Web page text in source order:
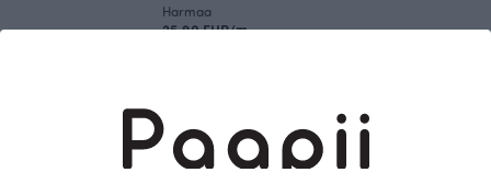
Harmaa
25.90 EUR/m